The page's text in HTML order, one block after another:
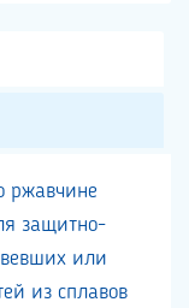
ржавчине
защитно-
или
из сплавов